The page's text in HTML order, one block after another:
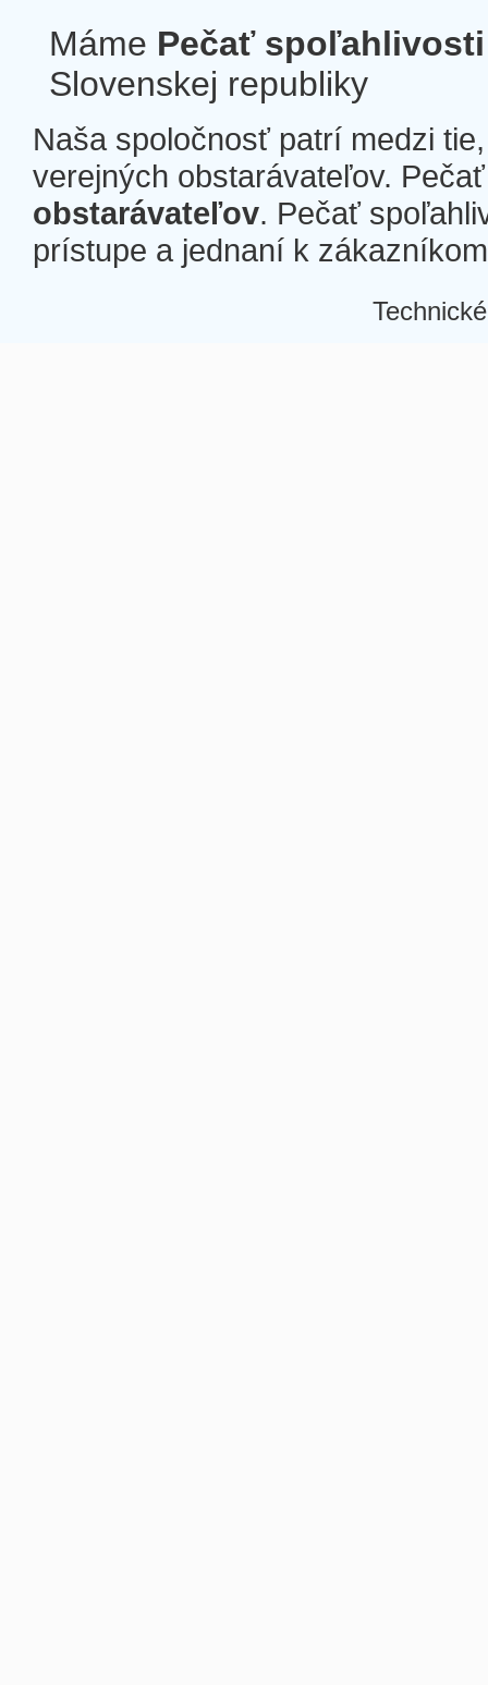
Máme Pečať spoľahlivosti
Slovenskej republiky
Naša spoločnosť patrí medzi
verejných obstarávateľov.
obstarávateľov. Pečať
prístupe a jednaní k